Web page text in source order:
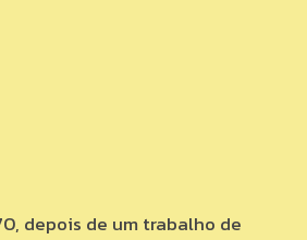
depois de um trabalho de